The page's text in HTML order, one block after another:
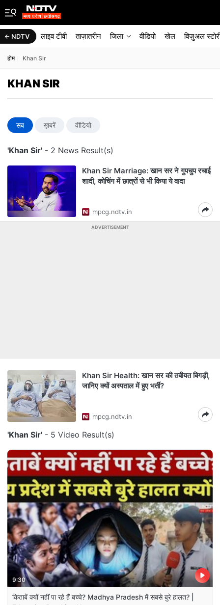
NDTV लाइव टीवी ताज़ातरीन जिला वीडियो खेल विज़ुअल
होम Khan Sir
KHAN SIR
सब ख़बरें वीडियो
'Khan Sir' - 2 News Result(s)
Khan Sir Marriage: खान सर ने गुपचुप रचाई
शादी, कोचिंग में छात्रों से भी किया ये वादा
mpcg.ndtv.in
ADVERTISEMENT
Khan Sir Health: खान सर की तबीयत बिगड़ी,
जानिए क्यों अस्पताल में हुए भर्ती?
mpcg.ndtv.in
'Khan Sir' - 5 Video Result(s)
9:30
किताबें क्यों नहीं पा रहे हैं बच्चे? Madhya Pradesh में सबसे बुरे हालत? |